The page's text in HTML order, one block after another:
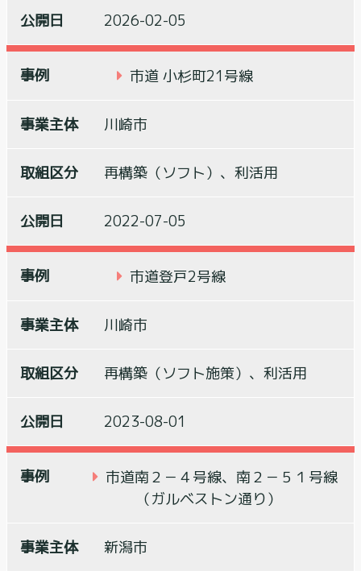
2026-02-05
市道 小杉町21号線
川崎市
再構築（ソフト）、利活用
2022-07-05
市道登戸2号線
川崎市
再構築（ソフト施策）、利活用
2023-08-01
市道南２－４号線、南２－５１号線
（ガルベストン通り）
新潟市